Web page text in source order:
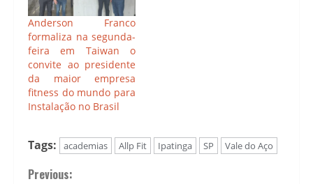
Anderson Franco
formaliza na segunda-
feira em Taiwan o
convite ao presidente
da maior empresa
fitness do mundo para
Instalação no Brasil
Tags: academias Allp Fit Ipatinga SP Vale do Aço
Previous: